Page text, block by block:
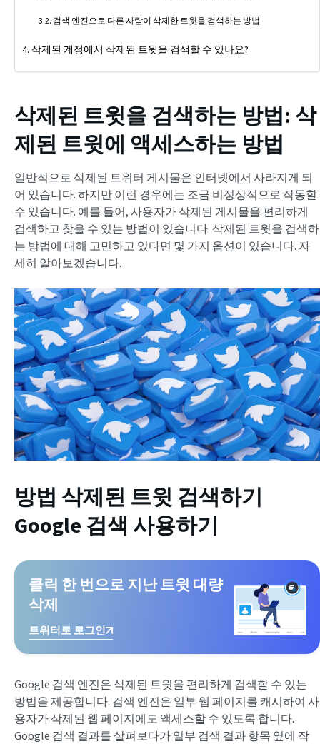
검색 엔진으로 다른 사람이 삭제한 트윗을 검색하는 방법
삭제된 계정에서 삭제된 트윗을 검색할 수 있나요?
삭제된 트윗을 검색하는 방법: 삭
제된 트윗에 액세스하는 방법
일반적으로 삭제된 트위터 게시물은 인터넷에서 사라지게 되
어 있습니다. 하지만 이런 경우에는 조금 비정상적으로 작동할
수 있습니다. 예를 들어, 사용자가 삭제된 게시물을 편리하게
검색하고 찾을 수 있는 방법이 있습니다. 삭제된 트윗을 검색하
는 방법에 대해 고민하고 있다면 몇 가지 옵션이 있습니다. 자
세히 알아보겠습니다.
방법 삭제된 트윗 검색하기
Google 검색 사용하기
클릭 한 번으로 지난 트윗 대량
삭제
트위터로 로그인
Google 검색 엔진은 삭제된 트윗을 편리하게 검색할 수 있는
방법을 제공합니다. 검색 엔진은 일부 웹 페이지를 캐시하여 사
용자가 삭제된 웹 페이지에도 액세스할 수 있도록 합니다.
Google 검색 결과를 살펴보다가 일부 검색 결과 항목 옆에 작